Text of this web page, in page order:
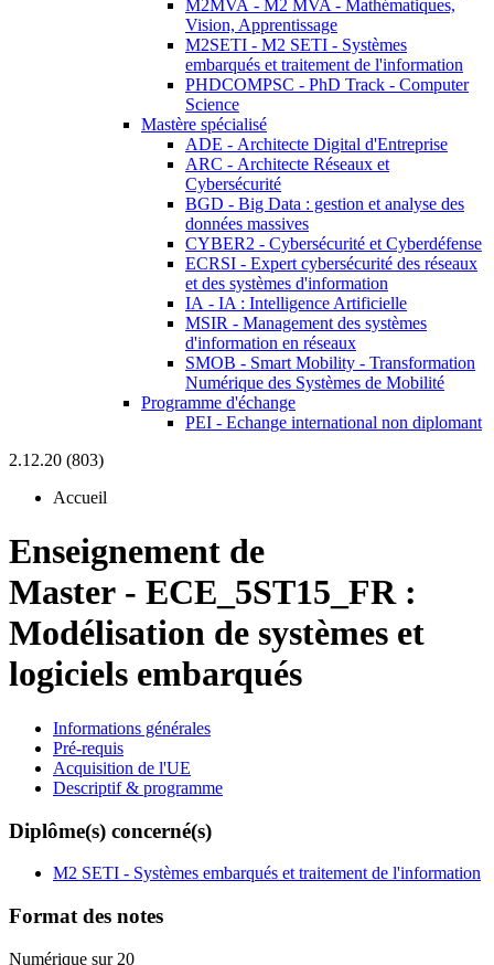
M2MVA - M2 MVA - Mathématiques,
Vision, Apprentissage
M2SETI - M2 SETI - Systèmes
embarqués et traitement de l'information
PHDCOMPSC - PhD Track - Computer
Science
Mastère spécialisé
ADE - Architecte Digital d'Entreprise
ARC - Architecte Réseaux et
Cybersécurité
BGD - Big Data : gestion et analyse des
données massives
CYBER2 - Cybersécurité et Cyberdéfense
ECRSI - Expert cybersécurité des réseaux
et des systèmes d'information
IA - IA : Intelligence Artificielle
MSIR - Management des systèmes
d'information en réseaux
SMOB - Smart Mobility - Transformation
Numérique des Systèmes de Mobilité
Programme d'échange
PEI - Echange international non diplomant
2.12.20 (803)
Accueil
Enseignement de
Master - ECE_5ST15_FR :
Modélisation de systèmes et
logiciels embarqués
Informations générales
Pré-requis
Acquisition de l'UE
Descriptif & programme
Diplôme(s) concerné(s)
M2 SETI - Systèmes embarqués et traitement de l'information
Format des notes
Numérique sur 20